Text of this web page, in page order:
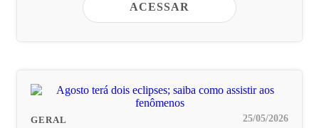
ACESSAR
GERAL 25/05/2026